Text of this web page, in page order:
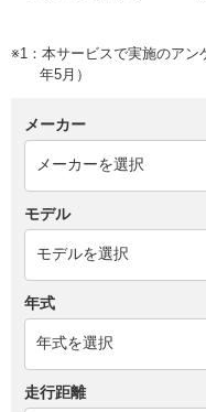
※1：本サービスで実施のアン
年5月）
メーカー
モデル
年式
走行距離